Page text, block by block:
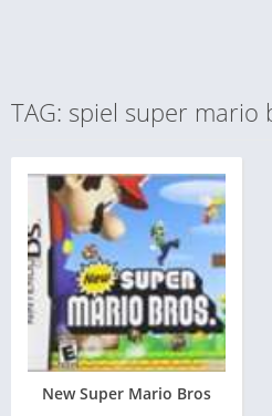
TAG: spiel super mario
New Super Mario Bros